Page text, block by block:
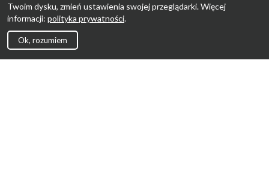
Twoim dysku, zmień ustawienia swojej przeglądarki. Więcej
informacji: polityka prywatności.
Ok, rozumiem